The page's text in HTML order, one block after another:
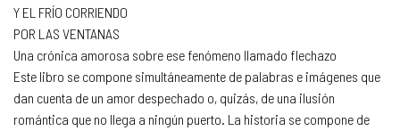
Y EL FRÍO CORRIENDO
POR LAS VENTANAS
Una crónica amorosa sobre ese fenómeno llamado flechazo
Este libro se compone simultáneamente de palabras e imágenes que
dan cuenta de un amor despechado o, quizás, de una ilusión
romántica que no llega a ningún puerto. La historia se compone de